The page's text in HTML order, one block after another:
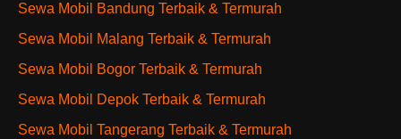
Sewa Mobil Bandung Terbaik & Termurah
Sewa Mobil Malang Terbaik & Termurah
Sewa Mobil Bogor Terbaik & Termurah
Sewa Mobil Depok Terbaik & Termurah
Sewa Mobil Tangerang Terbaik & Termurah